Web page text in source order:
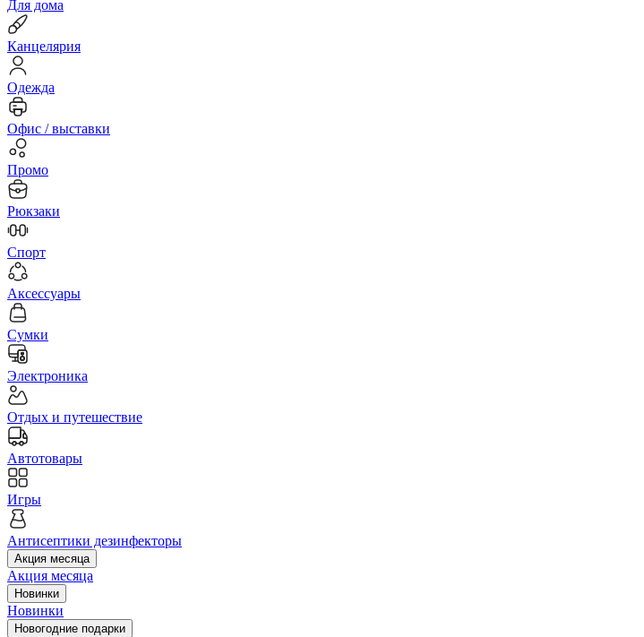
Для дома
Канцелярия
Одежда
Офис / выставки
Промо
Рюкзаки
Спорт
Аксессуары
Сумки
Электроника
Отдых и путешествие
Автотовары
Игры
Антисептики дезинфекторы
Акция месяца
Акция месяца
Новинки
Новинки
Новогодние подарки